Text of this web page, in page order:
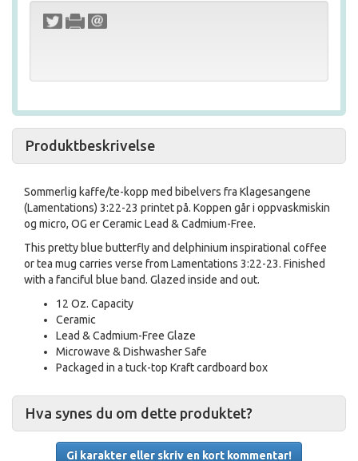
Produktbeskrivelse
Sommerlig kaffe/te-kopp med bibelvers fra Klagesangene
(Lamentations) 3:22-23 printet på. Koppen går i oppvaskmiskin
og micro, OG er Ceramic Lead & Cadmium-Free.
This pretty blue butterfly and delphinium inspirational coffee
or tea mug carries verse from Lamentations 3:22-23. Finished
with a fanciful blue band. Glazed inside and out.
12 Oz. Capacity
Ceramic
Lead & Cadmium-Free Glaze
Microwave & Dishwasher Safe
Packaged in a tuck-top Kraft cardboard box
Hva synes du om dette produktet?
Gi karakter eller skriv en kort kommentar!